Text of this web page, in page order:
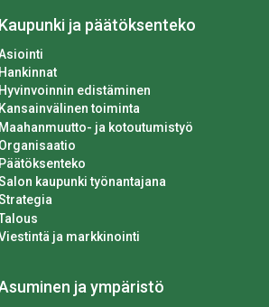
Kaupunki ja päätöksenteko
Hankinnat
Hyvinvoinnin edistäminen
Kansainvälinen toiminta
Maahanmuutto- ja kotoutumistyö
Organisaatio
Päätöksenteko
kaupunki työnantajana
ja markkinointi
ja ympäristö